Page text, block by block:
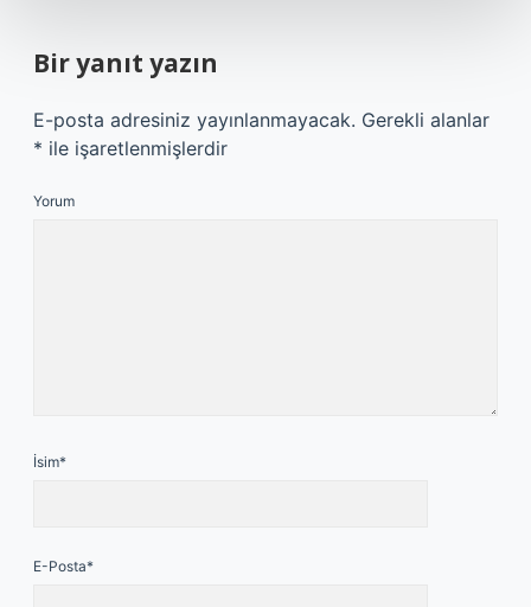
Bir yanıt yazın
E-posta adresiniz yayınlanmayacak. Gerekli alanlar
* ile işaretlenmişlerdir
Yorum
İsim*
E-Posta*